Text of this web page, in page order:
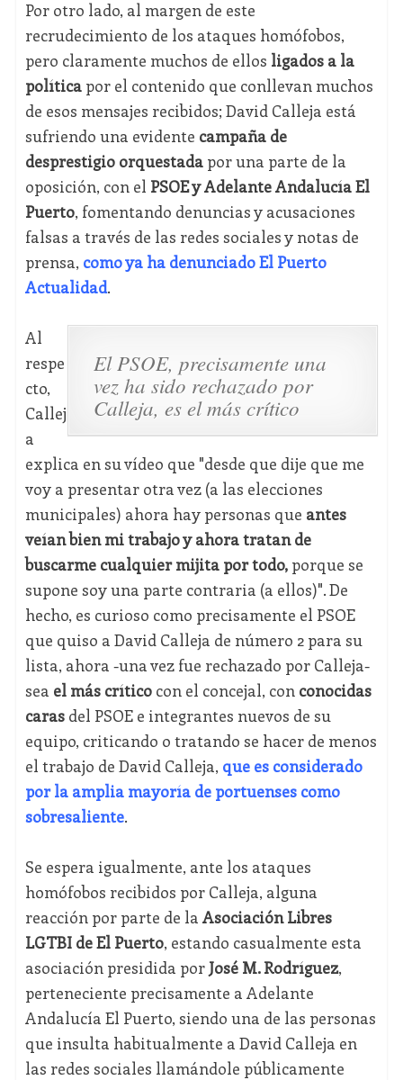
Por otro lado, al margen de este
recrudecimiento de los ataques homófobos,
pero claramente muchos de ellos ligados a la
políticapor el contenido que conllevan muchos
de esos mensajes recibidos; David Calleja está
sufriendo una evidente campaña de
desprestigio orquestadapor una parte de la
oposición, con el PSOE y Adelante Andalucía El
Puerto, fomentando denuncias y acusaciones
falsas a través de las redes sociales y notas de
prensa, como ya ha denunciado El Puerto
Actualidad.
El PSOE, precisamente una
vez ha sido rechazado por
Calleja, es el más crítico
Al
respe
cto,
Callej
a
explica en su vídeo que "desde que dije que me
voy a presentar otra vez (a las elecciones
municipales) ahora hay personas que antes
veían bien mi trabajo y ahora tratan de
buscarme cualquier mijita por todo,porque se
supone soy una parte contraria (a ellos)". De
hecho, es curioso como precisamente el PSOE
que quiso a David Calleja de número 2 para su
lista, ahora -una vez fue rechazado por Calleja-
sea el más críticocon el concejal, con conocidas
carasdel PSOE e integrantes nuevos de su
equipo, criticando o tratando se hacer de menos
el trabajo de David Calleja, que es considerado
por la amplia mayoría de portuenses como
sobresaliente.
Se espera igualmente, ante los ataques
homófobos recibidos por Calleja, alguna
reacción por parte de la Asociación Libres
LGTBI de El Puerto, estando casualmente esta
asociación presidida por José M. Rodríguez,
perteneciente precisamente a Adelante
Andalucía El Puerto, siendo una de las personas
que insulta habitualmente a David Calleja en
las redes sociales llamándole públicamente